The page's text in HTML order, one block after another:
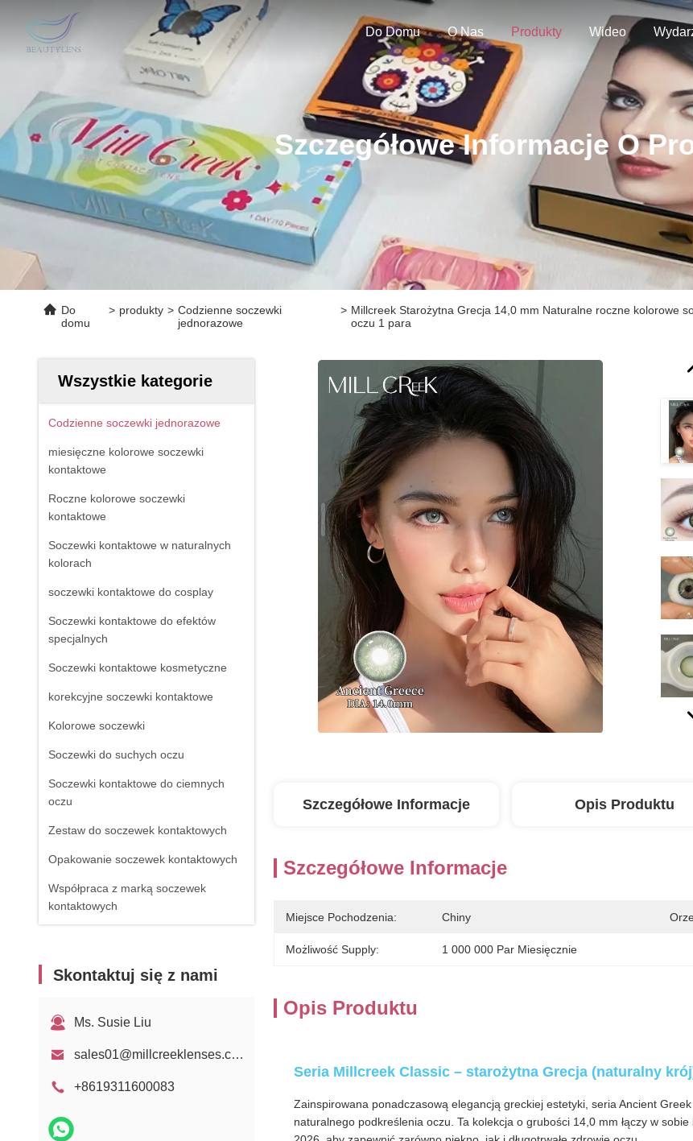
Do Domu O Nas Produkty Wideo
Szczegółowe Informacje O
Do
domu
> produkty > Codzienne soczewki
jednorazowe
> Millcreek Starożytna Grecja 14,0 mm Naturalne roczne kolorowe
oczu 1 para
Wszystkie kategorie
Codzienne soczewki jednorazowe
miesięczne kolorowe soczewki
kontaktowe
Roczne kolorowe soczewki
kontaktowe
Soczewki kontaktowe w naturalnych
kolorach
soczewki kontaktowe do cosplay
Soczewki kontaktowe do efektów
specjalnych
Soczewki kontaktowe kosmetyczne
korekcyjne soczewki kontaktowe
Kolorowe soczewki
Soczewki do suchych oczu
Soczewki kontaktowe do ciemnych
oczu
Zestaw do soczewek kontaktowych
Opakowanie soczewek kontaktowych
Współpraca z marką soczewek
kontaktowych
Skontaktuj się z nami
Ms. Susie Liu
sales01@millcreeklenses.com
+8619311600083
Szczegółowe Informacje Opis Produktu
Szczegółowe Informacje
Miejsce Pochodzenia: Chiny
Możliwość Supply: 1 000 000 Par Miesięcznie
Opis Produktu
Seria Millcreek Classic – starożytna Grecja (naturalny
Zainspirowana ponadczasową elegancją greckiej estetyki, seria Ancient
naturalnego podkreślenia oczu. Ta kolekcja o grubości 14,0 mm łączy w